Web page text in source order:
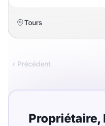
Tours
‹ Précédent
Propriétaire,